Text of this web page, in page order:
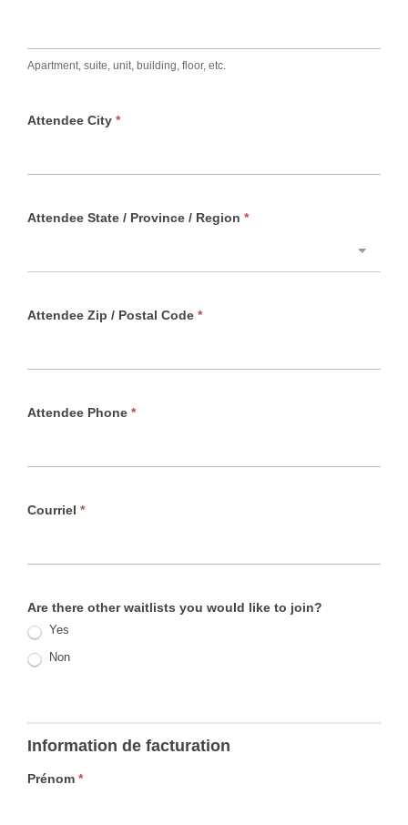
Apartment, suite, unit, building, floor, etc.
Attendee City *
Attendee State / Province / Region *
Attendee Zip / Postal Code *
Attendee Phone *
Courriel *
Are there other waitlists you would like to join?
Yes
Non
Information de facturation
Prénom *